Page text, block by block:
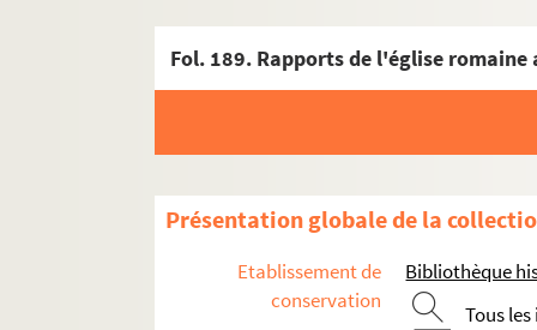
Fol. 189. Rapports de l'église
Présentation globale de la
Etablissement de
conservation
Bibliothèque
Tous
4-MS-1726. Notes diverses de Louis Fiaux
4-MS-1727. Jeanne d'Arc, la Pucelle
Etudes relatives à la médecine et à la police
Séparation de l'Église et de l'État